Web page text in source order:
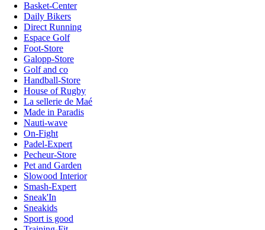
Basket-Center
Daily Bikers
Direct Running
Espace Golf
Foot-Store
Galopp-Store
Golf and co
Handball-Store
House of Rugby
La sellerie de Maé
Made in Paradis
Nauti-wave
On-Fight
Padel-Expert
Pecheur-Store
Pet and Garden
Slowood Interior
Smash-Expert
Sneak'In
Sneakids
Sport is good